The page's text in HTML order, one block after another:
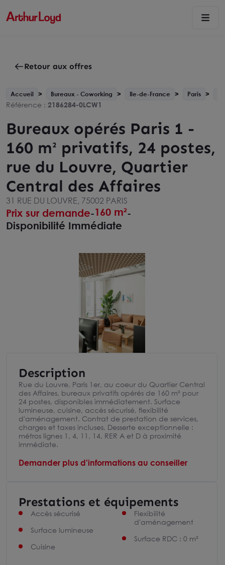
Retour aux offres
Accueil Bureaux - Coworking Ile-de-France Paris
Référence : 2186284-0LCW1
Bureaux opérés Paris 1 -
160 m² privatifs, 24 postes,
rue du Louvre, Quartier
Central des Affaires
31 RUE DU LOUVRE, 75002 PARIS
Prix sur demande-160 m²-
Disponibilité Immédiate
Description
Rue du Louvre, Paris 1er, au coeur du Quartier Central
des Affaires, bureaux privatifs opérés de 160 m² pour
24 postes, disponibles immédiatement. Surface
lumineuse, cuisine, accès sécurisé, flexibilité
d'aménagement. Contrat de prestation de services,
charges et taxes incluses. Desserte exceptionnelle :
métros lignes 1, 4, 11, 14, RER A et D à proximité
immédiate.
Demander plus d'informations au conseiller
Prestations et équipements
Accès sécurisé
Surface lumineuse
Cuisine
Flexibilité
d'aménagement
Surface RDC : 0 m²